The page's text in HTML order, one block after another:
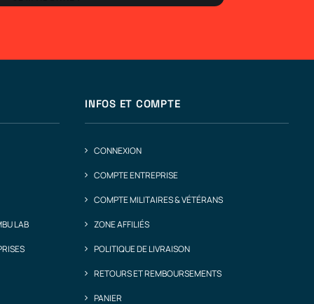
LAB
INFOS ET COMPTE
CONNEXION
COMPTE ENTREPRISE
COMPTE MILITAIRES & VÉTÉRANS
ZONE AFFILIÉS
POLITIQUE DE LIVRAISON
RETOURS ET REMBOURSEMENTS
PANIER